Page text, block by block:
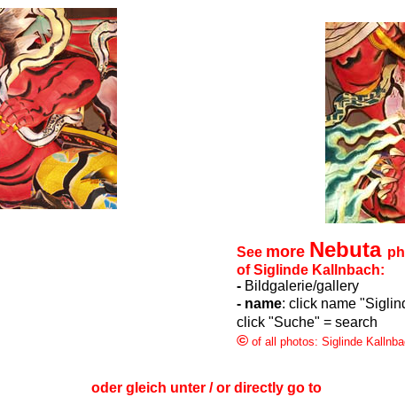
See more Nebuta
of Siglinde Kallnbach:
-Bildgalerie/gallery
- name: click name
click "Suche" = search
©of all photos: Siglinde
oder gleich unter / or directly go to